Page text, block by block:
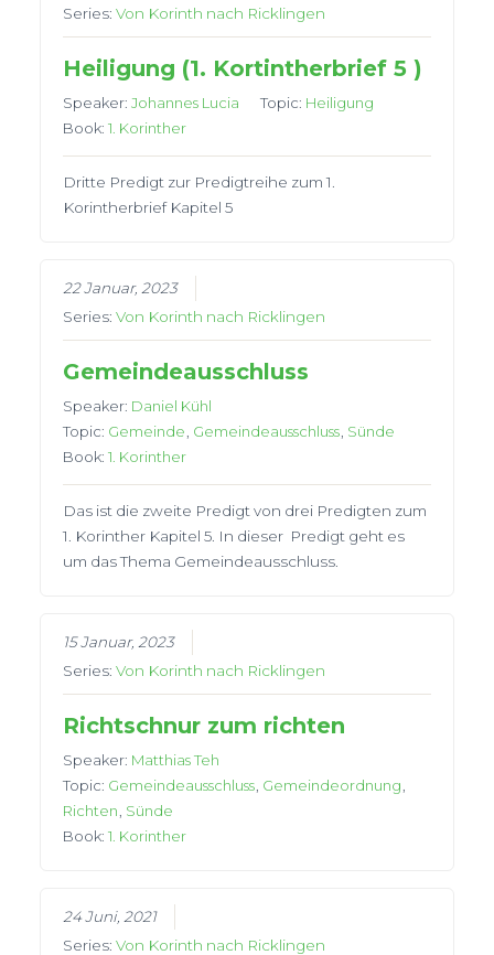
Series:Von Korinth nach Ricklingen
Heiligung (1. Kortintherbrief 5 )
Speaker:Johannes Lucia Topic: Heiligung
Book:1. Korinther
Dritte Predigt zur Predigtreihe zum 1.
Korintherbrief Kapitel 5
22 Januar, 2023
Series:Von Korinth nach Ricklingen
Gemeindeausschluss
Speaker: Daniel Kühl
Topic: Gemeinde Gemeindeausschluss Sünde
Book:1. Korinther
Das ist die zweite Predigt von drei Predigten zum
1. Korinther Kapitel 5. In dieser Predigt geht es
um das Thema Gemeindeausschluss.
15 Januar, 2023
Series:Von Korinth nach Ricklingen
Richtschnur zum richten
Speaker: Matthias Teh
Topic: Gemeindeausschluss Gemeindeordnung
Richten Sünde
Book:1. Korinther
24 Juni, 2021
Series:Von Korinth nach Ricklingen